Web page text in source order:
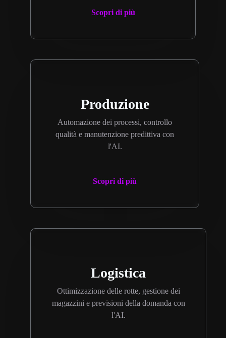
Scopri di più
Produzione
Automazione dei processi, controllo
qualità e manutenzione predittiva con
l'AI.
Scopri di più
Logistica
Ottimizzazione delle rotte, gestione dei
magazzini e previsioni della domanda con
l'AI.